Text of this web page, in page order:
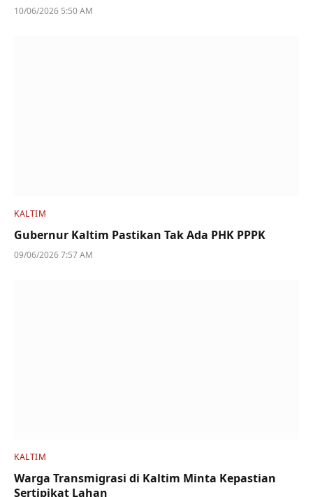
10/06/2026 5:50 AM
KALTIM
Gubernur Kaltim Pastikan Tak Ada PHK PPPK
09/06/2026 7:57 AM
KALTIM
Warga Transmigrasi di Kaltim Minta Kepastian
Sertipikat Lahan